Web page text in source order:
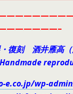
復刻 酒井雁高
e.co.jp/wp-